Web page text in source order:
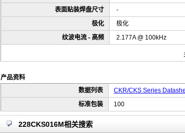
表面贴装焊盘尺寸
-
极化
极化
纹波电流 - 高频
2.177A @ 100kHz
产品资料
数据列表
CKR/CKS Series
标准包装
100
228CKS016M相关搜索